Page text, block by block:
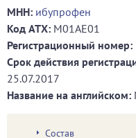
МНН: ибупрофен
Код ATХ: M01AE01
Регистрационный номер:
Срок действия
25.07.2017
Название на английском:
Состав